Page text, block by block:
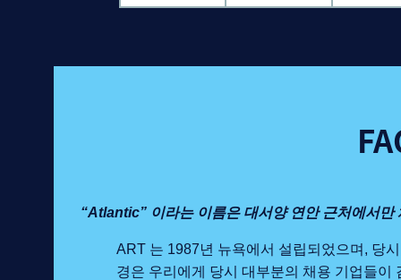
“Atlantic” 이라는 이름은 대서양 연안 근처에서만
ART 는 1987년 뉴욕에서 설립되었으며, 당
경은 우리에게 당시 대부분의 채용 기업들